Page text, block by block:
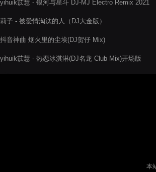
yihuik苡慧 - 银河与星斗 DJ-MJ Electro Remix 2021
莉子 - 被爱情淘汰的人（DJ大金版）
抖音神曲 烟火里的尘埃(DJ贺仔 Mix)
yihuik苡慧 - 热恋冰淇淋(DJ名龙 Club Mix)开场版
本